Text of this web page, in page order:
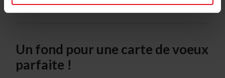
Un fond pour une carte de voeux
parfaite !